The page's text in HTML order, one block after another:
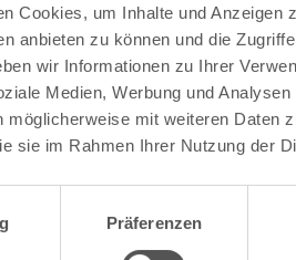
Cookies, um Inhalte und Anzeigen
anbieten zu können und die
wir Informationen zu Ihrer
Medien, Werbung und
möglicherweise mit weiteren Daten
sie im Rahmen Ihrer Nutzung der
Präferenzen
Mitglied im
Vermarktung und
steigern wir deine
Vulkanregion Laacher
Vulkanregion